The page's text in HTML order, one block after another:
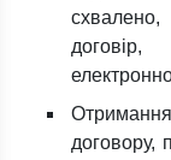
договору,